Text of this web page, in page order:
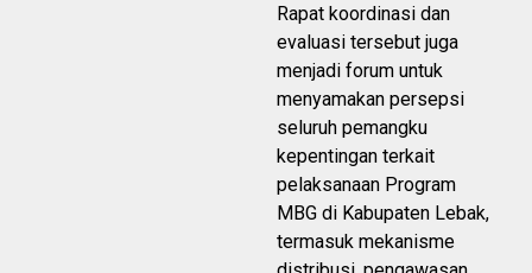
Rapat koordinasi dan
evaluasi tersebut juga
menjadi forum untuk
menyamakan persepsi
seluruh pemangku
kepentingan terkait
pelaksanaan Program
MBG di Kabupaten Lebak,
termasuk mekanisme